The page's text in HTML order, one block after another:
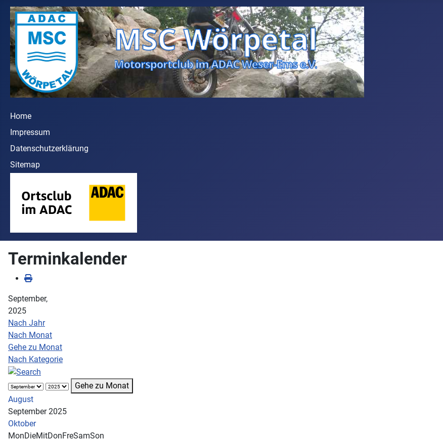
Home
Impressum
Datenschutzerklärung
Sitemap
Terminkalender
September,
2025
Nach Jahr
Nach Monat
Gehe zu Monat
Nach Kategorie
Gehe zu Monat
August
September 2025
Oktober
MonDieMitDonFreSamSon